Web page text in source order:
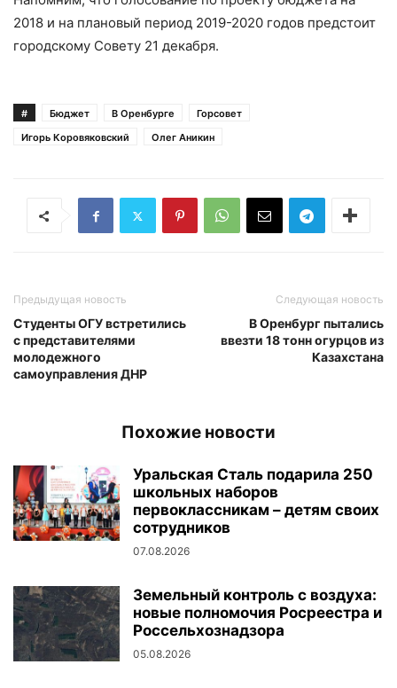
2018 и на плановый период 2019-2020 годов предстоит
городскому Совету 21 декабря.
# Бюджет В Оренбурге
Горсовет
Игорь Коровяковский
Олег Аникин
Предыдущая новость
Студенты ОГУ встретились
с представителями
молодежного
самоуправления ДНР
Следующая новость
В Оренбург пытались
ввезти 18 тонн огурцов из
Казахстана
Похожие новости
Уральская Сталь подарила 250
школьных наборов
первоклассникам – детям своих
сотрудников
07.08.2026
Земельный контроль с воздуха:
новые полномочия Росреестра и
Россельхознадзора
05.08.2026